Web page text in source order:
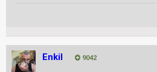
Enkil 9042